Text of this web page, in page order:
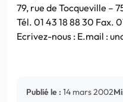
79, rue de Tocqueville –
Tél. 01 43 18 88 30 Fax.
Ecrivez-nous : E.mail :
Publié le : 14 mars 2002